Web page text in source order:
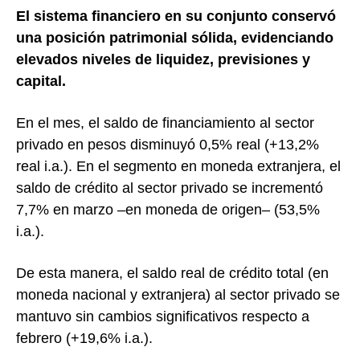
El sistema financiero en su conjunto conservó
una posición patrimonial sólida, evidenciando
elevados niveles de liquidez, previsiones y
capital.
En el mes, el saldo de financiamiento al sector
privado en pesos disminuyó 0,5% real (+13,2%
real i.a.). En el segmento en moneda extranjera, el
saldo de crédito al sector privado se incrementó
7,7% en marzo –en moneda de origen– (53,5%
i.a.).
De esta manera, el saldo real de crédito total (en
moneda nacional y extranjera) al sector privado se
mantuvo sin cambios significativos respecto a
febrero (+19,6% i.a.).